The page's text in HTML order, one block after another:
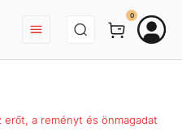
BEJELENTKEZÉS
0
a reményt és önmagadat